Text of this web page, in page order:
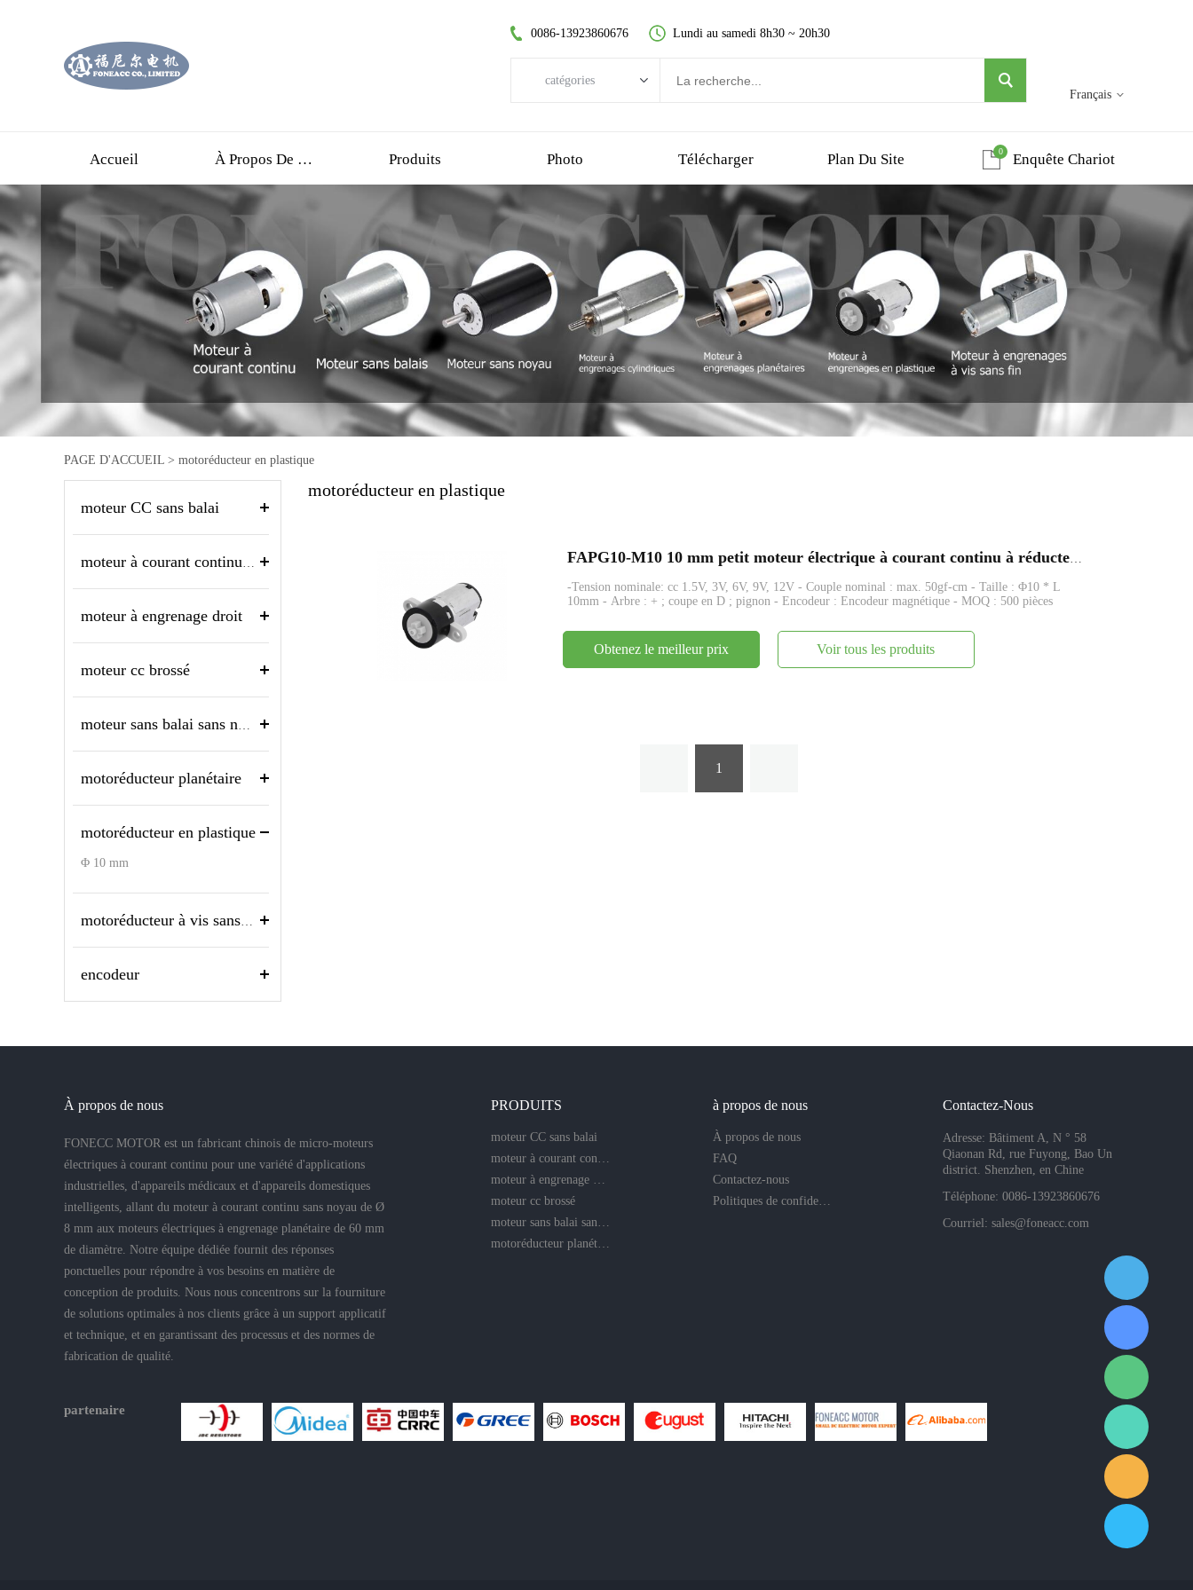
Français
0086-13923860676 Lundi au samedi 8h30 ~ 20h30
catégories
moteur à engrenage droit
moteur cc brossé
moteur sans balai sans noyau
motoréducteur planétaire
motoréducteur en plastique
motoréducteur à vis sans fin
Accueil À Propos De Nous Produits Photo Télécharger Plan Du Site Enquête Chariot
0
PAGE D'ACCUEIL > motoréducteur en plastique
moteur CC sans balai
moteur à engrenage droit
moteur cc brossé
motoréducteur planétaire
motoréducteur en plastique
Φ 10 mm
encodeur
motoréducteur en plastique
FAPG10-M10 10 mm petit moteur électrique à courant continu à réducteur planétaire en plastique
-Tension nominale: cc 1.5V, 3V, 6V, 9V, 12V - Couple nominal : max. 50gf-cm - Taille : Φ10 * L
10mm - Arbre : + ; coupe en D ; pignon - Encodeur : Encodeur magnétique - MOQ : 500 pièces
Obtenez le meilleur prix Voir tous les produits
1
À propos de nous
FONECC MOTOR est un fabricant chinois de micro-moteurs
électriques à courant continu pour une variété d'applications
industrielles, d'appareils médicaux et d'appareils domestiques
intelligents, allant du moteur à courant continu sans noyau de Ø
8 mm aux moteurs électriques à engrenage planétaire de 60 mm
de diamètre. Notre équipe dédiée fournit des réponses
ponctuelles pour répondre à vos besoins en matière de
conception de produits. Nous nous concentrons sur la fourniture
de solutions optimales à nos clients grâce à un support applicatif
et technique, et en garantissant des processus et des normes de
fabrication de qualité.
PRODUITS
moteur CC sans balai
moteur cc brossé
à propos de nous
À propos de nous
FAQ
Contactez-nous
Contactez-Nous
Adresse: Bâtiment A, N ° 58
Qiaonan Rd, rue Fuyong, Bao Un
district. Shenzhen, en Chine
Téléphone: 0086-13923860676
Courriel: sales@foneacc.com
partenaire